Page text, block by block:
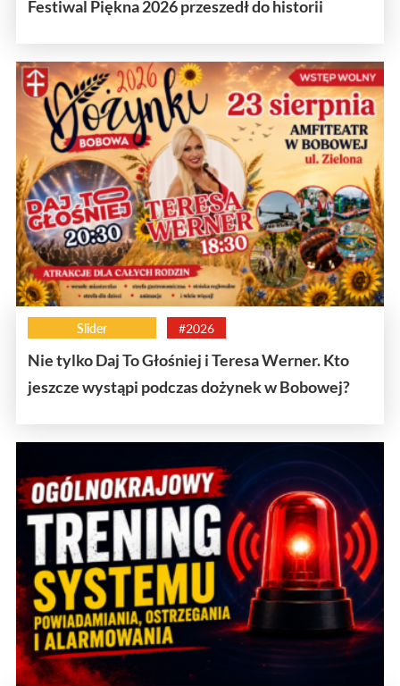
Festiwal Piękna 2026 przeszedł do historii
Slider #2026
Nie tylko Daj To Głośniej i Teresa Werner. Kto
jeszcze wystąpi podczas dożynek w Bobowej?